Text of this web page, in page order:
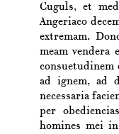
Cuguls, et
Angeriaco
extremam.
meam
consuetudinem
ad ignem, ad
necessaria
per
homines mei